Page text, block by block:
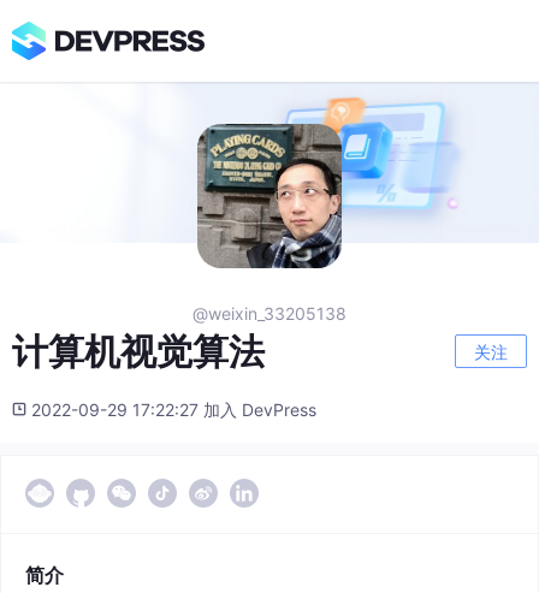
@weixin_33205138
计算机视觉算法 关注
2022-09-29 17:22:27 加入 DevPress
简介